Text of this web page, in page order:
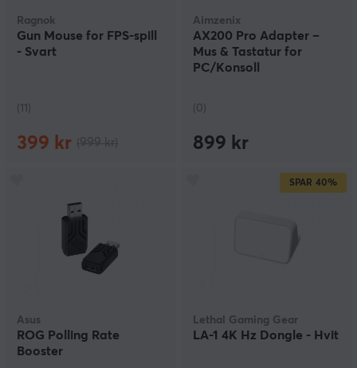
Ragnok
Gun Mouse for FPS-spill
- Svart
(11)
399 kr
Aimzenix
AX200 Pro Adapter –
Mus & Tastatur for
PC/Konsoll
(0)
899 kr
Asus
ROG Polling Rate
Booster
SPAR 40%
Lethal Gaming Gear
LA-1 4K Hz Dongle - Hvit